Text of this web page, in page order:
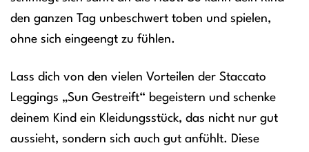
den ganzen Tag unbeschwert toben und spielen,
ohne sich eingeengt zu fühlen.
Lass dich von den vielen Vorteilen der Staccato
Leggings „Sun Gestreift“ begeistern und schenke
deinem Kind ein Kleidungsstück, das nicht nur gut
aussieht, sondern sich auch gut anfühlt. Diese